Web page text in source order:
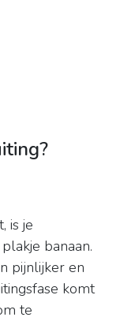
is je
banaan.
pijnlijker en
komt
te